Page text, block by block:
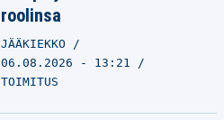
roolinsa
JÄÄKIEKKO
06.08.2026 - 13:21
TOIMITUS